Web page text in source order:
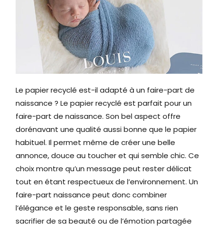
Le papier recyclé est-il adapté à un faire-part de
naissance ? Le papier recyclé est parfait pour un
faire-part de naissance. Son bel aspect offre
dorénavant une qualité aussi bonne que le papier
habituel. Il permet même de créer une belle
annonce, douce au toucher et qui semble chic. Ce
choix montre qu’un message peut rester délicat
tout en étant respectueux de l’environnement. Un
faire-part naissance peut donc combiner
l’élégance et le geste responsable, sans rien
sacrifier de sa beauté ou de l’émotion partagée